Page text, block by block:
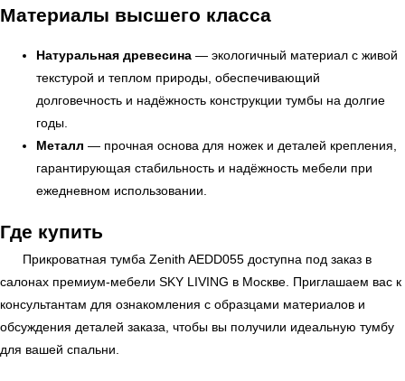
Материалы высшего класса
Натуральная древесина — экологичный материал с живой
текстурой и теплом природы, обеспечивающий
долговечность и надёжность конструкции тумбы на долгие
годы.
Металл — прочная основа для ножек и деталей крепления,
гарантирующая стабильность и надёжность мебели при
ежедневном использовании.
Где купить
Прикроватная тумба Zenith AEDD055 доступна под заказ в
салонах премиум-мебели SKY LIVING в Москве. Приглашаем вас к
консультантам для ознакомления с образцами материалов и
обсуждения деталей заказа, чтобы вы получили идеальную тумбу
для вашей спальни.
УЗНАТЬ ПОДРОБНЕЕ